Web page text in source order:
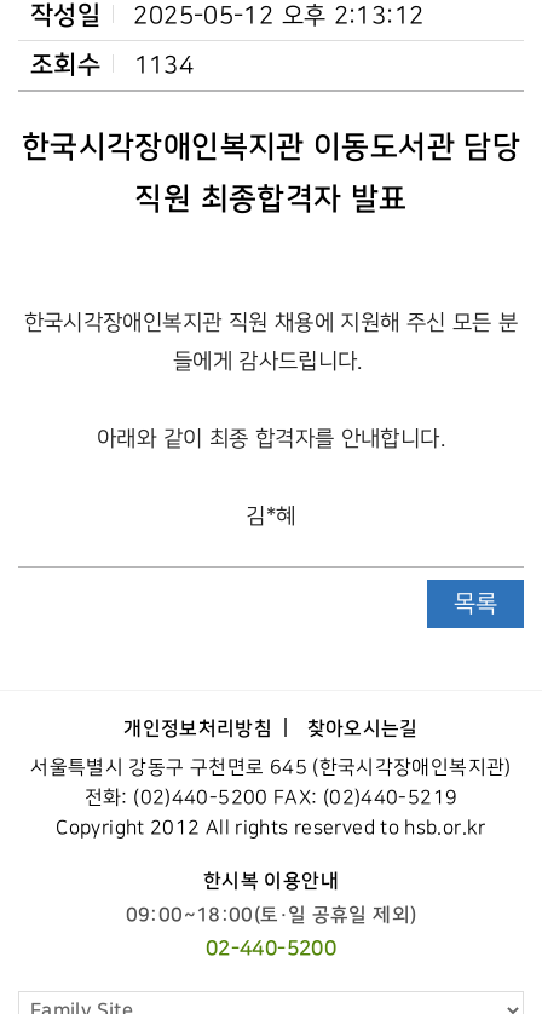
작성일 2025-05-12 오후 2:13:12
조회수 1134
한국시각장애인복지관 이동도서관 담당
직원 최종합격자 발표
한국시각장애인복지관 직원 채용에 지원해 주신 모든 분
들에게 감사드립니다.
아래와 같이 최종 합격자를 안내합니다.
김*혜
목록
개인정보처리방침 찾아오시는길
서울특별시 강동구 구천면로 645 (한국시각장애인복지관)
전화: (02)440-5200 FAX: (02)440-5219
Copyright 2012 All rights reserved to hsb.or.kr
한시복 이용안내
09:00~18:00(토·일 공휴일 제외)
02-440-5200